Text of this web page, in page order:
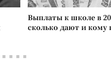
Выплаты к школе в
сколько дают и